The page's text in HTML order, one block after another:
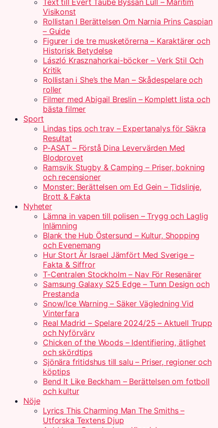
Text till Evert Taube Byssan Lull – Maritim
Visikonst
Rollistan I Berättelsen Om Narnia Prins Caspian
– Guide
Figurer i de tre musketörerna – Karaktärer och
Historisk Betydelse
László Krasznahorkai-böcker – Verk Stil Och
Kritik
Rollistan i She’s the Man – Skådespelare och
roller
Filmer med Abigail Breslin – Komplett lista och
bästa filmer
Sport
Lindas tips och trav – Expertanalys för Säkra
Resultat
P-ASAT – Förstå Dina Levervärden Med
Blodprovet
Ramsvik Stugby & Camping – Priser, bokning
och recensioner
Monster: Berättelsen om Ed Gein – Tidslinje,
Brott & Fakta
Nyheter
Lämna in vapen till polisen – Trygg och Laglig
Inlämning
Blank the Hub Östersund – Kultur, Shopping
och Evenemang
Hur Stort Är Israel Jämfört Med Sverige –
Fakta & Siffror
T-Centralen Stockholm – Nav För Resenärer
Samsung Galaxy S25 Edge – Tunn Design och
Prestanda
Snow/Ice Warning – Säker Vägledning Vid
Vinterfara
Real Madrid – Spelare 2024/25 – Aktuell Trupp
och Nyförvärv
Chicken of the Woods – Identifiering, ätlighet
och skördtips
Sjönära fritidshus till salu – Priser, regioner och
köptips
Bend It Like Beckham – Berättelsen om fotboll
och kultur
Nöje
Lyrics This Charming Man The Smiths –
Utforska Textens Djup